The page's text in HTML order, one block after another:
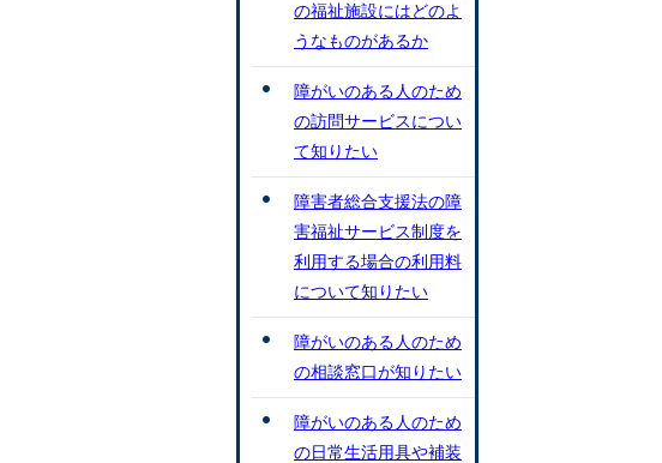
の福祉施設にはどのよ
うなものがあるか
障がいのある人のため
の訪問サービスについ
て知りたい
障害者総合支援法の障
害福祉サービス制度を
利用する場合の利用料
について知りたい
障がいのある人のため
の相談窓口が知りたい
障がいのある人のため
の日常生活用具や補装